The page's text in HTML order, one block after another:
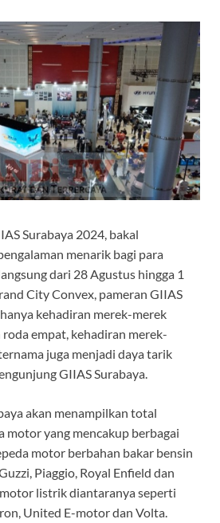
Surabaya 2024, bakal
menarik bagi para
dari 28 Agustus hingga 1
City Convex, pameran GIIAS
kehadiran merek-merek
empat, kehadiran merek-
juga menjadi daya tarik
GIIAS Surabaya.
akan menampilkan total
motor yang mencakup berbagai
motor berbahan bakar bensin
Piaggio, Royal Enfield dan
listrik diantaranya seperti
United E-motor dan Volta.